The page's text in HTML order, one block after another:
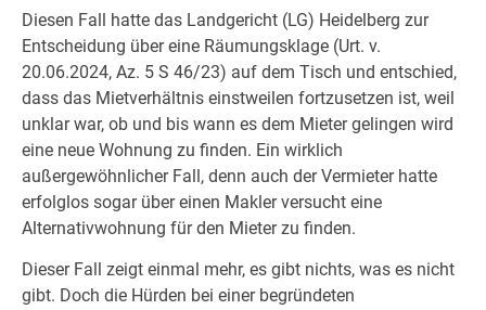
Diesen Fall hatte das Landgericht (LG) Heidelberg zur
Entscheidung über eine Räumungsklage (Urt. v.
20.06.2024, Az. 5 S 46/23) auf dem Tisch und entschied,
dass das Mietverhältnis einstweilen fortzusetzen ist, weil
unklar war, ob und bis wann es dem Mieter gelingen wird
eine neue Wohnung zu finden. Ein wirklich
außergewöhnlicher Fall, denn auch der Vermieter hatte
erfolglos sogar über einen Makler versucht eine
Alternativwohnung für den Mieter zu finden.
Dieser Fall zeigt einmal mehr, es gibt nichts, was es nicht
gibt. Doch die Hürden bei einer begründeten